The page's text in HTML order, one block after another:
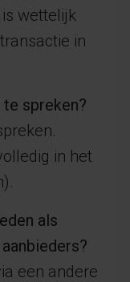
wettelijk
in
te spreken?
in het
als
een andere